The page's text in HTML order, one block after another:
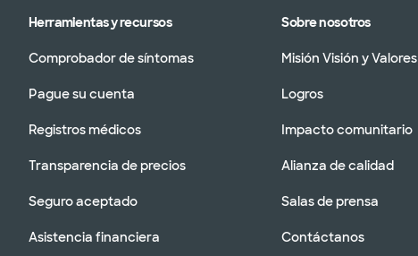
Herramientas y recursos
Comprobador de síntomas
Pague su cuenta
Registros médicos
Transparencia de precios
Seguro aceptado
Asistencia financiera
Sobre nosotros
Misión Visión y Valores
Logros
Impacto comunitario
Alianza de calidad
Salas de prensa
Contáctanos